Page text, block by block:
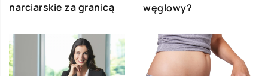
narciarskie za granicą
węglowy?